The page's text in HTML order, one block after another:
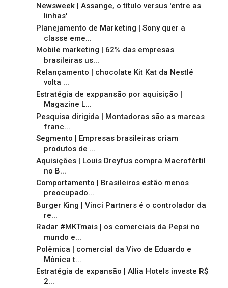
Newsweek | Assange, o título versus 'entre as
linhas'
Planejamento de Marketing | Sony quer a
classe eme...
Mobile marketing | 62% das empresas
brasileiras us...
Relançamento | chocolate Kit Kat da Nestlé
volta ...
Estratégia de exppansão por aquisição |
Magazine L...
Pesquisa dirigida | Montadoras são as marcas
franc...
Segmento | Empresas brasileiras criam
produtos de ...
Aquisições | Louis Dreyfus compra Macrofértil
no B...
Comportamento | Brasileiros estão menos
preocupado...
Burger King | Vinci Partners é o controlador da
re...
Radar #MKTmais | os comerciais da Pepsi no
mundo e...
Polêmica | comercial da Vivo de Eduardo e
Mônica t...
Estratégia de expansão | Allia Hotels investe R$
2...